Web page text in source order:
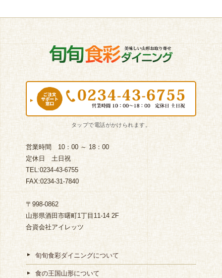
営業時間 10：00 ～ 18：00
定休日 土日祝
TEL:0234-43-6755
FAX:0234-31-7840
〒998-0862
山形県酒田市曙町1丁目11-14 2F
合資会社アイレッツ
旬旬食彩ダイニングについて
食の王国山形について